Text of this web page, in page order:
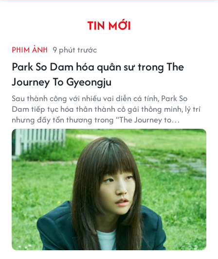
TIN MỚI
PHIM ẢNH 9 phút trước
Park So Dam hóa quân sư trong The
Journey To Gyeongju
Sau thành công với nhiều vai diễn cá tính, Park So
Dam tiếp tục hóa thân thành cô gái thông minh, lý trí
nhưng đầy tổn thương trong “The Journey to
Gyeongju”.